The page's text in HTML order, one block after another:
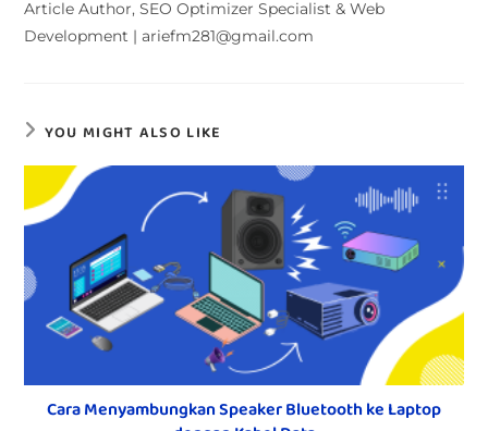
Article Author, SEO Optimizer Specialist & Web
Development | ariefm281@gmail.com
YOU MIGHT ALSO LIKE
Cara Menyambungkan Speaker Bluetooth ke Laptop